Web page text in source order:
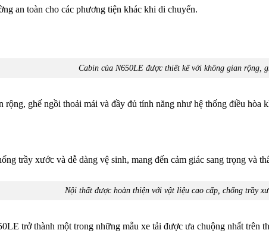
an toàn cho các phương tiện khác khi di chuyển.
Cabin của N650LE được thiết kế với không gian rộng,
ghế ngồi thoải mái và đầy đủ tính năng như hệ thống điều
trầy xước và dễ dàng vệ sinh, mang đến cảm giác sang trọng và
Nội thất được hoàn thiện với vật liệu cao cấp, chống trầy
trở thành một trong những mẫu xe tải được ưa chuộng nhất trên